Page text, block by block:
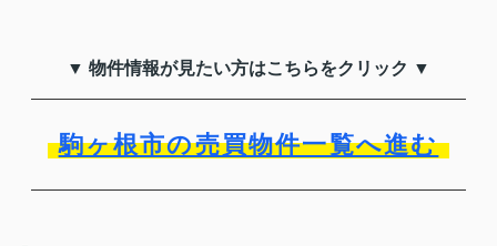
▼ 物件情報が見たい方はこちらをクリック ▼
駒ヶ根市の売買物件一覧へ進む